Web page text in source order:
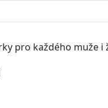
pro každého muže i